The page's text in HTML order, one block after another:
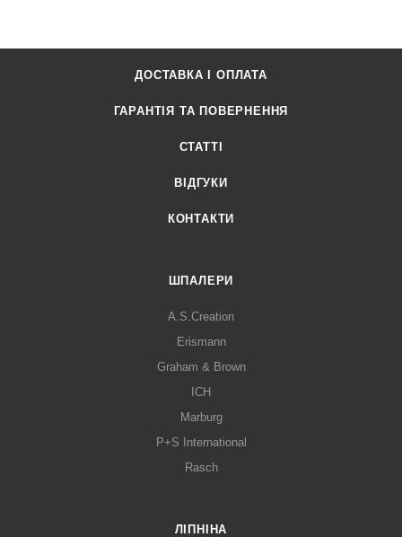
ДОСТАВКА І ОПЛАТА
ГАРАНТІЯ ТА ПОВЕРНЕННЯ
СТАТТІ
ВІДГУКИ
КОНТАКТИ
ШПАЛЕРИ
A.S.Creation
Erismann
Graham & Brown
ICH
Marburg
P+S International
Rasch
ЛІПНІНА